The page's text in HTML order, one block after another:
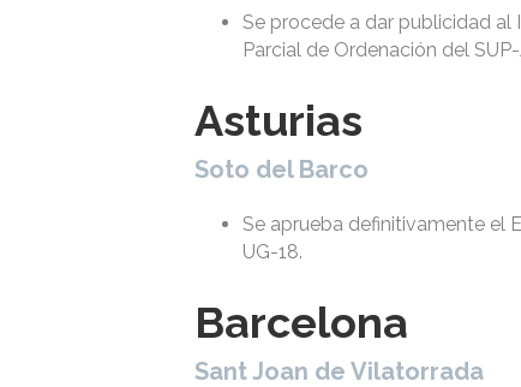
Se procede a dar publicidad
Parcial de Ordenación del
Asturias
Soto del Barco
Se aprueba definitivamente el
UG-18.
Barcelona
Sant Joan de Vilatorrada